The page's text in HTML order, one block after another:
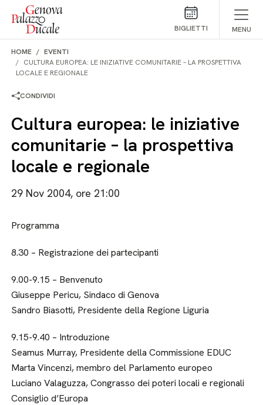
Salta al contenuto
BIGLIETTI MENU
HOME
EVENTI
CULTURA EUROPEA: LE INIZIATIVE COMUNITARIE – LA PROSPETTIVA
LOCALE E REGIONALE
CONDIVIDI
Cultura europea: le iniziative
comunitarie – la prospettiva
locale e regionale
29 Nov 2004, ore 21:00
Programma
8.30 – Registrazione dei partecipanti
9.00-9.15 – Benvenuto
Giuseppe Pericu, Sindaco di Genova
Sandro Biasotti, Presidente della Regione Liguria
9.15-9.40 – Introduzione
Seamus Murray, Presidente della Commissione EDUC
Marta Vincenzi, membro del Parlamento europeo
Luciano Valaguzza, Congrasso dei poteri locali e regionali
Consiglio d’Europa